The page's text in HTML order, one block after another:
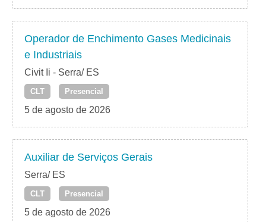
Operador de Enchimento Gases Medicinais
e Industriais
Civit Ii - Serra/ ES
CLT Presencial
5 de agosto de 2026
Auxiliar de Serviços Gerais
Serra/ ES
CLT Presencial
5 de agosto de 2026